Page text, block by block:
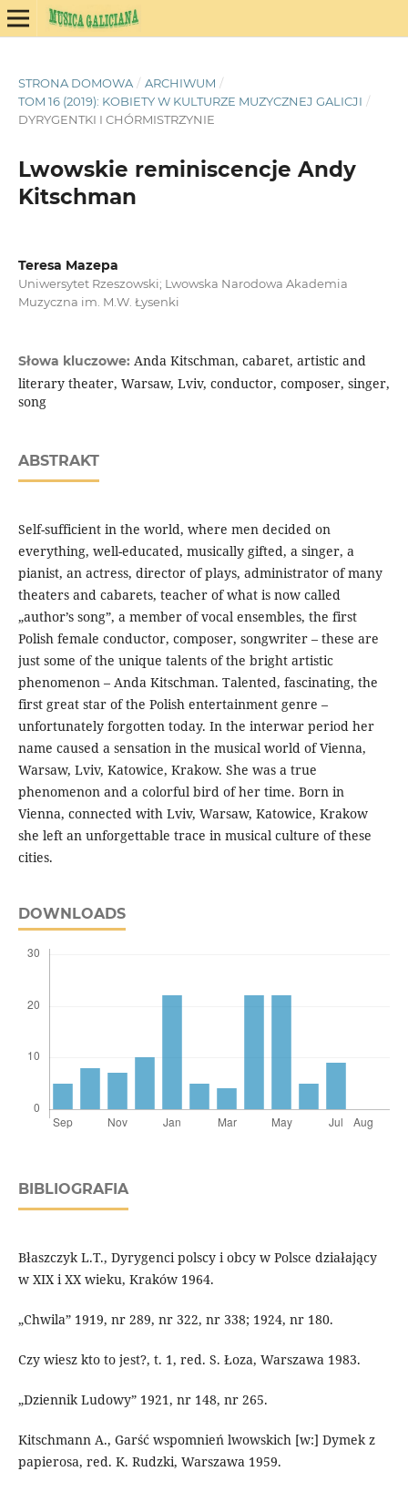
STRONA DOMOWA / ARCHIWUM /
TOM 16 (2019): KOBIETY W KULTURZE MUZYCZNEJ GALICJI /
DYRYGENTKI I CHÓRMISTRZYNIE
Lwowskie reminiscencje Andy
Kitschman
Teresa Mazepa
Uniwersytet Rzeszowski; Lwowska Narodowa Akademia
Muzyczna im. M.W. Łysenki
Słowa kluczowe: Anda Kitschman, cabaret, artistic and
literary theater, Warsaw, Lviv, conductor, composer, singer,
song
ABSTRAKT
Self-sufficient in the world, where men decided on
everything, well-educated, musically gifted, a singer, a
pianist, an actress, director of plays, administrator of many
theaters and cabarets, teacher of what is now called
„author’s song”, a member of vocal ensembles, the first
Polish female conductor, composer, songwriter – these are
just some of the unique talents of the bright artistic
phenomenon – Anda Kitschman. Talented, fascinating, the
first great star of the Polish entertainment genre –
unfortunately forgotten today. In the interwar period her
name caused a sensation in the musical world of Vienna,
Warsaw, Lviv, Katowice, Krakow. She was a true
phenomenon and a colorful bird of her time. Born in
Vienna, connected with Lviv, Warsaw, Katowice, Krakow
she left an unforgettable trace in musical culture of these
cities.
DOWNLOADS
BIBLIOGRAFIA
Błaszczyk L.T., Dyrygenci polscy i obcy w Polsce działający
w XIX i XX wieku, Kraków 1964.
„Chwila” 1919, nr 289, nr 322, nr 338; 1924, nr 180.
Czy wiesz kto to jest?, t. 1, red. S. Łoza, Warszawa 1983.
„Dziennik Ludowy” 1921, nr 148, nr 265.
Kitschmann A., Garść wspomnień lwowskich [w:] Dymek z
papierosa, red. K. Rudzki, Warszawa 1959.